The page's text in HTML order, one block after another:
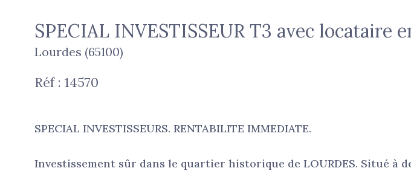
SPECIAL INVESTISSEUR T3 avec locataire
Lourdes (65100)
Réf : 14570
SPECIAL INVESTISSEURS. RENTABILITE IMMEDIATE.
Investissement sûr dans le quartier historique de LOURDES. Situé à